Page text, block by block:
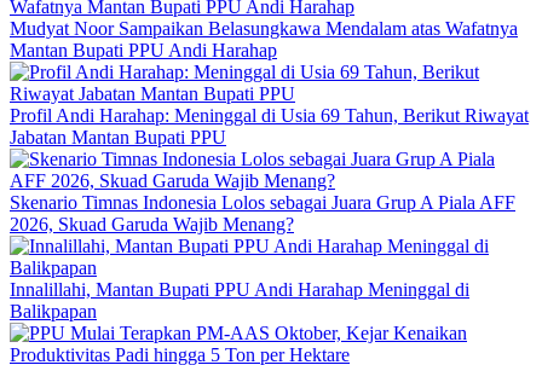
Mudyat Noor Sampaikan Belasungkawa Mendalam atas Wafatnya
Mantan Bupati PPU Andi Harahap
Profil Andi Harahap: Meninggal di Usia 69 Tahun, Berikut Riwayat
Jabatan Mantan Bupati PPU
Skenario Timnas Indonesia Lolos sebagai Juara Grup A Piala AFF
2026, Skuad Garuda Wajib Menang?
Innalillahi, Mantan Bupati PPU Andi Harahap Meninggal di
Balikpapan